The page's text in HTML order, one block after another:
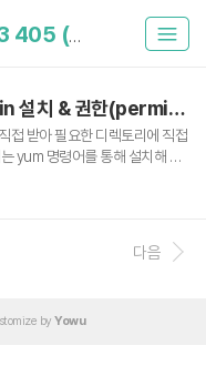
phpmyadmin 403 405 (1)
CentOS 7 yum으로 phpMyAdmin 설치 & 권한(permission) 문제 해결
받아 필요한 디렉토리에 직접
yum 명령어를 통해 설치해 보
버와의 의존성 검사를 통해 나
phpmyadmin을 설치하기 위해
서 패키지로 지원하더라. yum i
다음
by Yowu